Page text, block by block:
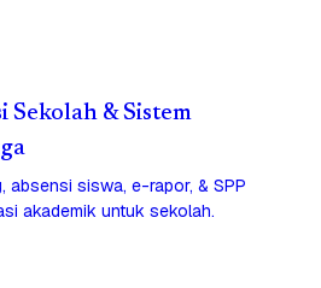
Sekolah & Sistem
absensi siswa, e-rapor, & SPP
akademik untuk sekolah.